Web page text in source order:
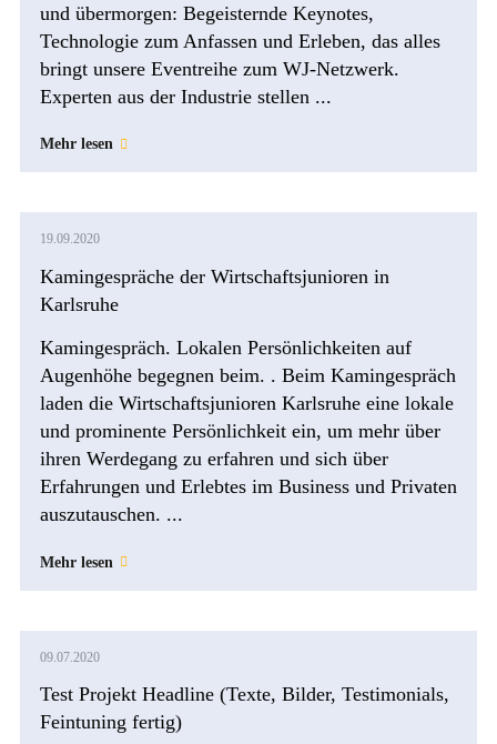
und übermorgen: Begeisternde Keynotes,
Technologie zum Anfassen und Erleben, das alles
bringt unsere Eventreihe zum WJ-Netzwerk.
Experten aus der Industrie stellen ...
Mehr lesen
19.09.2020
Kamingespräche der Wirtschaftsjunioren in
Karlsruhe
Kamingespräch. Lokalen Persönlichkeiten auf
Augenhöhe begegnen beim. . Beim Kamingespräch
laden die Wirtschaftsjunioren Karlsruhe eine lokale
und prominente Persönlichkeit ein, um mehr über
ihren Werdegang zu erfahren und sich über
Erfahrungen und Erlebtes im Business und Privaten
auszutauschen. ...
Mehr lesen
09.07.2020
Test Projekt Headline (Texte, Bilder, Testimonials,
Feintuning fertig)